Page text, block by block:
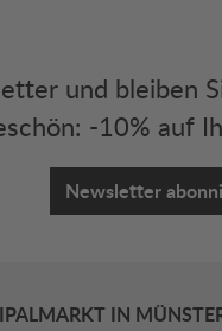
und bleiben
-10% auf
Newsletter
IN